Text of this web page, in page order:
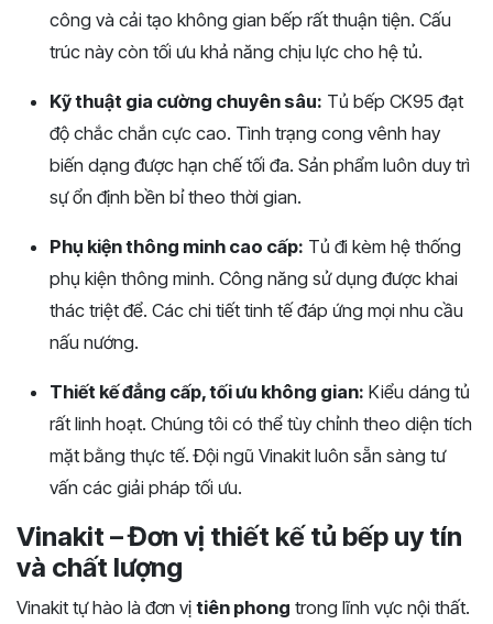
công và cải tạo không gian bếp rất thuận tiện. Cấu
trúc này còn tối ưu khả năng chịu lực cho hệ tủ.
Kỹ thuật gia cường chuyên sâu: Tủ bếp CK95 đạt
độ chắc chắn cực cao. Tình trạng cong vênh hay
biến dạng được hạn chế tối đa. Sản phẩm luôn duy trì
sự ổn định bền bỉ theo thời gian.
Phụ kiện thông minh cao cấp: Tủ đi kèm hệ thống
phụ kiện thông minh. Công năng sử dụng được khai
thác triệt để. Các chi tiết tinh tế đáp ứng mọi nhu cầu
nấu nướng.
Thiết kế đẳng cấp, tối ưu không gian: Kiểu dáng tủ
rất linh hoạt. Chúng tôi có thể tùy chỉnh theo diện tích
mặt bằng thực tế. Đội ngũ Vinakit luôn sẵn sàng tư
vấn các giải pháp tối ưu.
Vinakit – Đơn vị thiết kế tủ bếp uy tín
và chất lượng
Vinakit tự hào là đơn vị tiên phong trong lĩnh vực nội thất.